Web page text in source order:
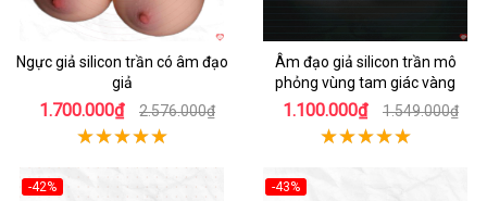
Ngực giả silicon trần có âm đạo
giả
1.700.000₫ 2.576.000₫
Âm đạo giả silicon trần mô
phỏng vùng tam giác vàng
1.100.000₫ 1.549.000₫
-42%
-43%